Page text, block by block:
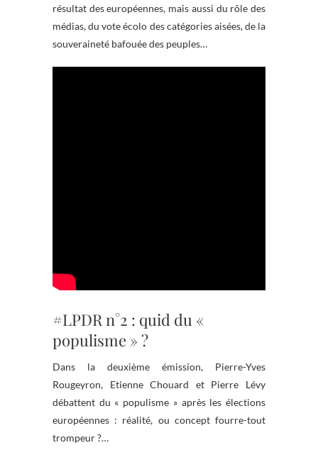
résultat des européennes, mais aussi du rôle des
médias, du vote écolo des catégories aisées, de la
souveraineté bafouée des peuples…
#LPDR n°2 : quid du «
populisme » ?
Dans la deuxième émission, Pierre-Yves
Rougeyron, Etienne Chouard et Pierre Lévy
débattent du « populisme » après les élections
européennes : réalité, ou concept fourre-tout
trompeur ?…